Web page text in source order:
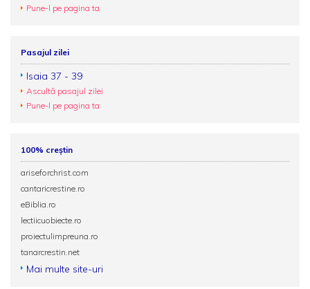
Pune-l pe pagina ta
Pasajul zilei
Isaia 37 - 39
Ascultă pasajul zilei
Pune-l pe pagina ta
100% creștin
ariseforchrist.com
cantaricrestine.ro
eBiblia.ro
lectiicuobiecte.ro
proiectulimpreuna.ro
tanarcrestin.net
Mai multe site-uri